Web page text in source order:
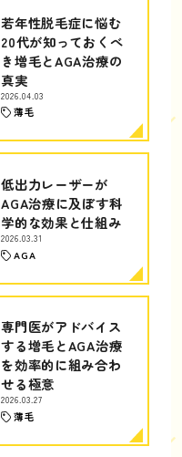
若年性脱毛症に悩む
20代が知っておくべ
き増毛とAGA治療の
真実
2026.04.03
薄毛
低出力レーザーが
AGA治療に及ぼす科
学的な効果と仕組み
2026.03.31
AGA
専門医がアドバイス
する増毛とAGA治療
を効率的に組み合わ
せる極意
2026.03.27
薄毛